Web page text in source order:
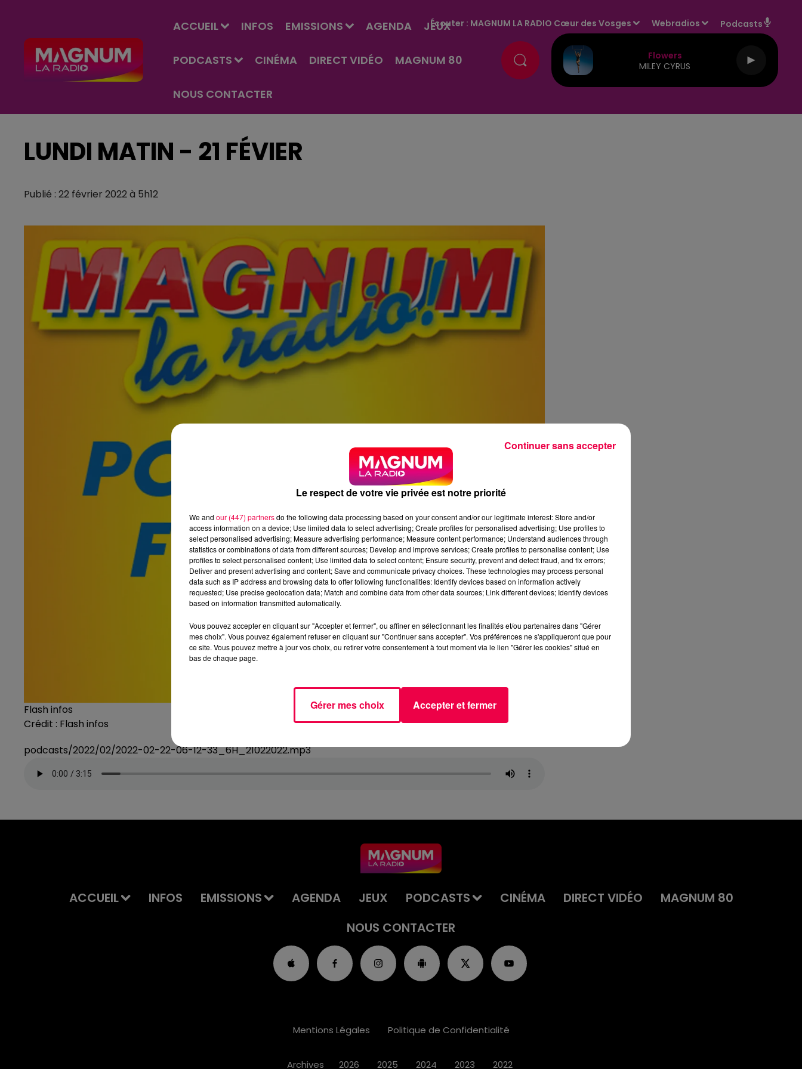
ACCUEIL INFOS EMISSIONS AGENDA JEUX
PODCASTS CINÉMA DIRECT VIDÉO MAGNUM 80
NOUS CONTACTER
Écouter : MAGNUM LA RADIO Cœur des Vosges Webradios Podcasts
Flowers
MILEY CYRUS
LUNDI MATIN - 21 FÉVIER
Publié : 22 février 2022 à 5h12
Flash infos
Crédit : Flash infos
podcasts/2022/02/2022-02-22-06-12-33_6H_21022022.mp3
ACCUEIL INFOS EMISSIONS AGENDA JEUX PODCASTS CINÉMA DIRECT VIDÉO
MAGNUM 80
NOUS CONTACTER
Mentions Légales Politique de Confidentialité
Archives 2026 2025 2024 2023 2022
Le respect de votre vie privée est notre priorité
We and our (447) partnersdo the following data processing based on your consent and/or our legitimate interest: Store and/or
access information on a device; Use limited data to select advertising; Create profiles for personalised advertising; Use profiles to
select personalised advertising; Measure advertising performance; Measure content performance; Understand audiences through
statistics or combinations of data from different sources; Develop and improve services; Create profiles to personalise content; Use
profiles to select personalised content; Use limited data to select content; Ensure security, prevent and detect fraud, and fix errors;
Deliver and present advertising and content; Save and communicate privacy choices. These technologies may process personal
data such as IP address and browsing data to offer following functionalities: Identify devices based on information actively
requested; Use precise geolocation data; Match and combine data from other data sources; Link different devices; Identify devices
based on information transmitted automatically.
Vous pouvez accepter en cliquant sur "Accepter et fermer", ou affiner en sélectionnant les finalités et/ou partenaires dans "Gérer
mes choix". Vous pouvez également refuser en cliquant sur "Continuer sans accepter". Vos préférences ne s'appliqueront que pour
ce site. Vous pouvez mettre à jour vos choix, ou retirer votre consentement à tout moment via le lien "Gérer les cookies" situé en
bas de chaque page.
Gérer mes choix Accepter et fermer
Continuer sans accepter